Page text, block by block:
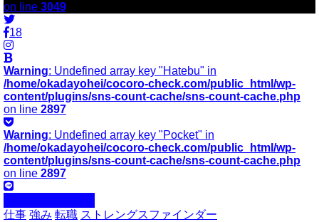
on line 3049
18
Warning: Undefined array key "Hatebu" in
/home/okadayohei/cocoro-check.com/public_html/wp-
content/plugins/sns-count-cache/sns-count-cache.php
on line 2897
Warning: Undefined array key "Pocket" in
/home/okadayohei/cocoro-check.com/public_html/wp-
content/plugins/sns-count-cache/sns-count-cache.php
on line 2897
仕事 強み 転職 ストレングスファインダー